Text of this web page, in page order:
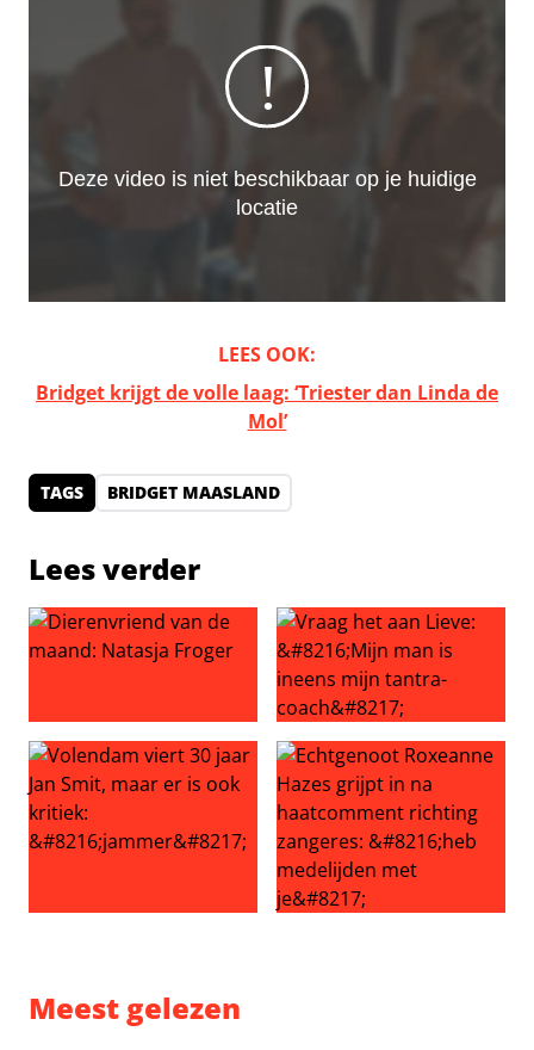
LEES OOK:
Bridget krijgt de volle laag: ‘Triester dan Linda de
Mol’
TAGS BRIDGET MAASLAND
Lees verder
Dierenvriend van de maand: Natasja Froger
Vraag het aan Lieve: ‘Mijn
Meest gelezen